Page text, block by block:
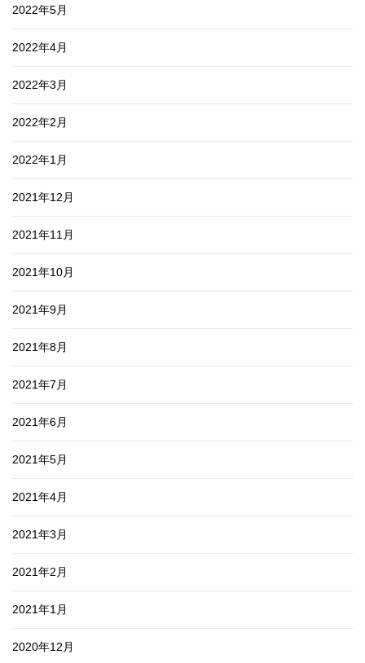
2022年5月
2022年4月
2022年3月
2022年2月
2022年1月
2021年12月
2021年11月
2021年10月
2021年9月
2021年8月
2021年7月
2021年6月
2021年5月
2021年4月
2021年3月
2021年2月
2021年1月
2020年12月